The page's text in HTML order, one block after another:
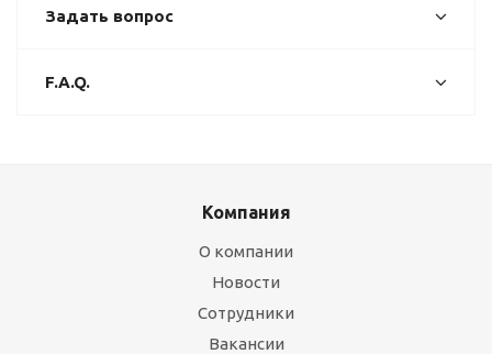
Задать вопрос
F.A.Q.
Компания
О компании
Новости
Сотрудники
Вакансии